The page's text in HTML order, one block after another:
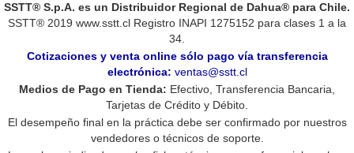
SSTT® S.p.A. es un Distribuidor Regional de Dahua® para Chile.
SSTT® 2019 www.sstt.cl Registro INAPI 1275152 para clases 1 a la
34.
Cotizaciones y venta online sólo pago vía transferencia
electrónica: ventas@sstt.cl
Medios de Pago en Tienda: Efectivo, Transferencia Bancaria,
Tarjetas de Crédito y Débito.
El desempeño final en la práctica debe ser confirmado por nuestros
vendedores o técnicos de soporte.